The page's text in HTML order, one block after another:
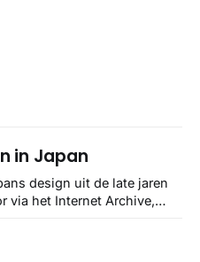
in Japan
design uit de late jaren
via het Internet Archive,
hebben ze alle scans een
deze manier vind ik ze er